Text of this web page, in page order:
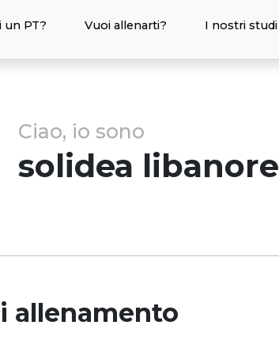
un PT? Vuoi allenarti? I nostri studi
Ciao, io sono
solidea libanore
allenamento